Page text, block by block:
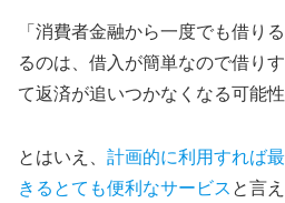
「消費者金融から一度でも借り
るのは、借入が簡単なので借り
て返済が追いつかなくなる可能
とはいえ、 計画的に利用すれば
きるとても便利なサービス と言